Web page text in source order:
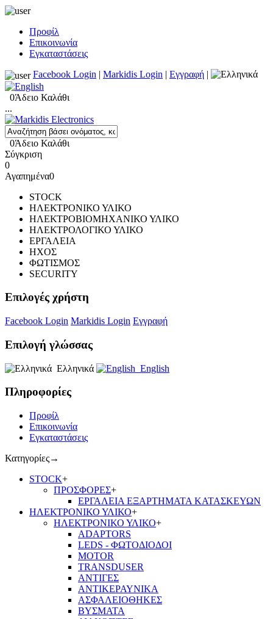
Προφίλ
Επικοινωνία
Εγκαταστάσεις
Facebook Login | Markidis Login | Εγγραφή |
0Άδειο Καλάθι
...
0Άδειο Καλάθι
Σύγκριση
0
Αγαπημένα0
STOCK
ΗΛΕΚΤΡΟΝΙΚΟ ΥΛΙΚΟ
ΗΛΕΚΤΡΟΒΙΟΜΗΧΑΝΙΚΟ ΥΛΙΚΟ
ΗΛΕΚΤΡΟΛΟΓΙΚΟ ΥΛΙΚΟ
ΕΡΓΑΛΕΙΑ
ΗΧΟΣ
ΦΩΤΙΣΜΟΣ
SECURITY
Επιλογές χρήστη
Facebook Login Markidis Login Εγγραφή
Επιλογή γλώσσας
Ελληνικά English
Πληροφορίες
Προφίλ
Επικοινωνία
Εγκαταστάσεις
Κατηγορίες→
STOCK+
ΠΡΟΣΦΟΡΕΣ+
ΕΡΓΑΛΕΙΑ ΕΞΑΡΤΗΜΑΤΑ ΚΑΤΑΣΚΕΥΩΝ
ΗΛΕΚΤΡΟΝΙΚΟ ΥΛΙΚΟ+
ΗΛΕΚΤΡΟΝΙΚΟ ΥΛΙΚΟ+
ADAPTORS
LEDS - ΦΩΤΟΔΙΟΔΟΙ
MOTOR
TRANSDUSER
ΑΝΤΙΓΕΣ
ΑΝΤΙΚΕΡΑΥΝΙΚΑ
ΑΣΦΑΛΕΙΟΘΗΚΕΣ
ΒΥΣΜΑΤΑ